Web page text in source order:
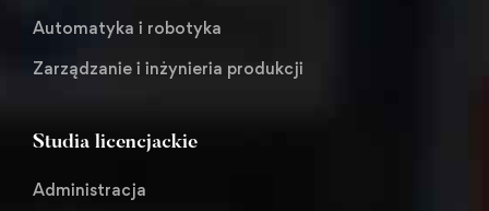
Automatyka i robotyka
Zarządzanie i inżynieria produkcji
Studia licencjackie
Administracja